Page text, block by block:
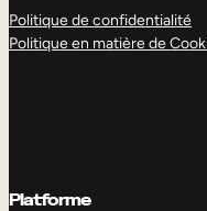
Politique de confidentialité
Politique en matière de
Platforme